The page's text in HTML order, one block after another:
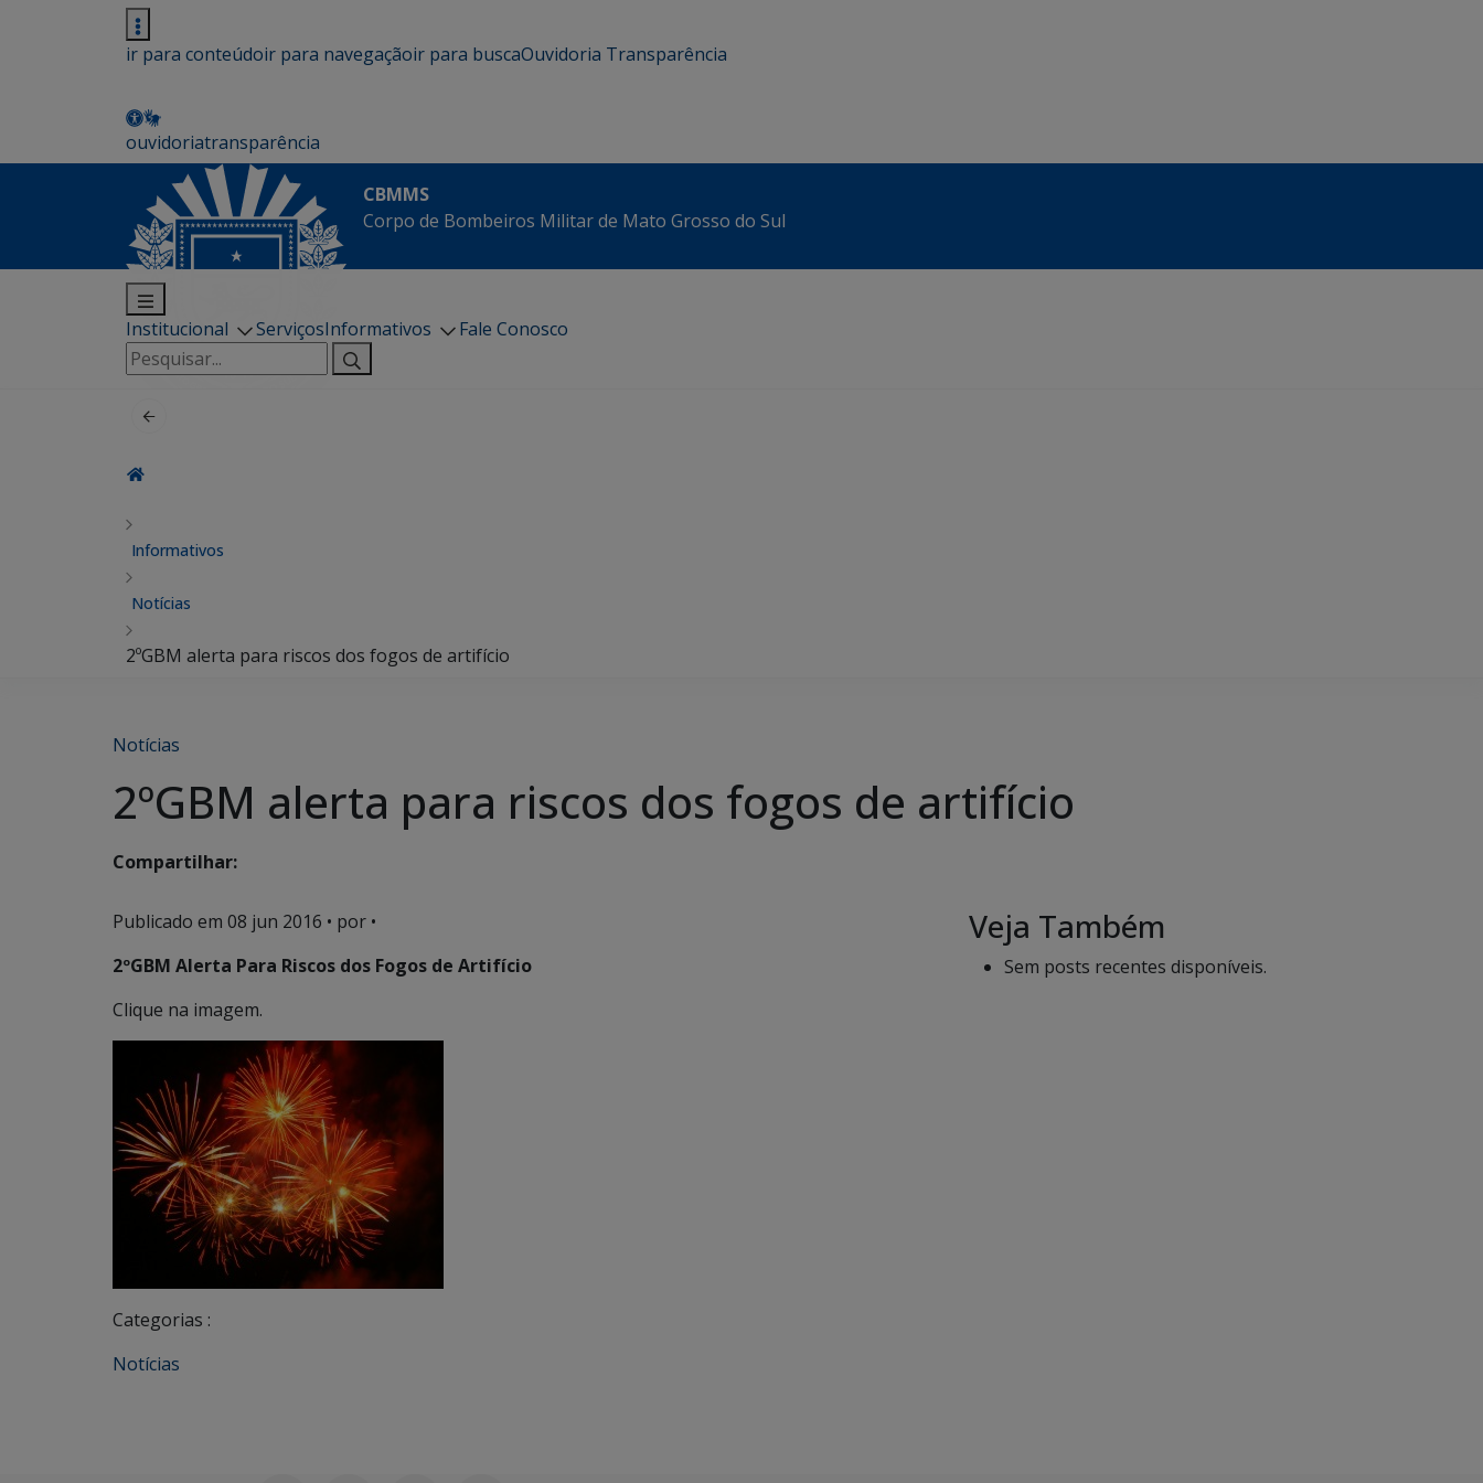
ir para conteúdoir para navegaçãoir para buscaOuvidoria Transparência
ouvidoriatransparência
CBMMS
Corpo de Bombeiros Militar de Mato Grosso do Sul
Institucional ServiçosInformativos
Fale Conosco
Pesquisar
por:
Informativos
Notícias
2ºGBM alerta para riscos dos fogos de artifício
Notícias
2ºGBM alerta para riscos dos fogos de artifício
Compartilhar:
Publicado em 08 jun 2016 • por •
2ºGBM Alerta Para Riscos dos Fogos de Artifício
Clique na imagem.
Categorias :
Notícias
Veja Também
Sem posts recentes disponíveis.